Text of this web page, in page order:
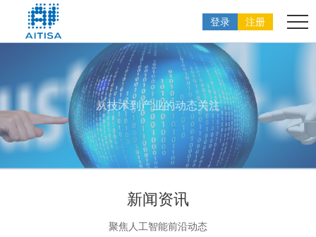
登录 注册
从技术到产业的动态关注
新闻资讯
聚焦人工智能前沿动态